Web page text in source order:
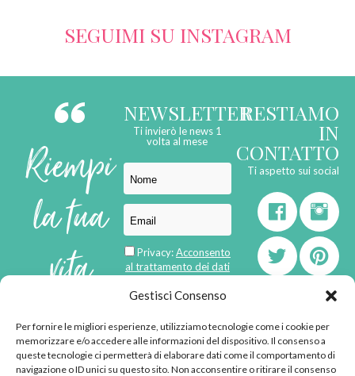
Gestisci Consenso
Per fornire le migliori esperienze, utilizziamo tecnologie come i cookie per
memorizzare e/o accedere alle informazioni del dispositivo. Il consenso a
queste tecnologie ci permetterà di elaborare dati come il comportamento di
navigazione o ID unici su questo sito. Non acconsentire o ritirare il consenso
SEGUIMI SU INSTAGRAM
Riempi
la tua
vita
di
NEWSLETTER
Ti invierò le news 1
volta al mese
Privacy:Acconsento
al trattamento dei dati
RESTIAMO
IN
CONTATTO
Ti aspetto sui social
born inMaMaStudiOs